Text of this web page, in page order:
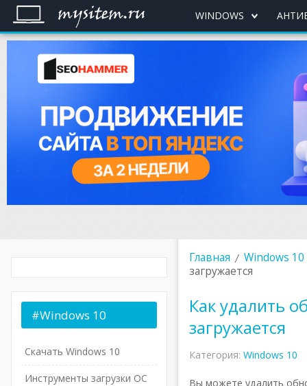
WINDOWS
Главная
Windows 10
загружается
Как удалить
загружается
Категория: Windows 10
Вы можете удалить
#Windows 10
Скачать Windows 10
Инструменты загрузки ОС